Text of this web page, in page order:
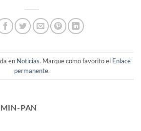
en Noticias. Marque como favorito el Enlace
permanente.
PAN